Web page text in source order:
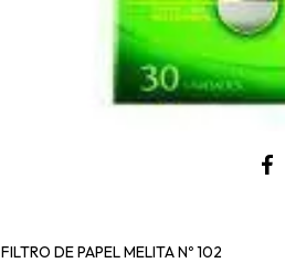
FILTRO DE PAPEL MELITA Nº 102